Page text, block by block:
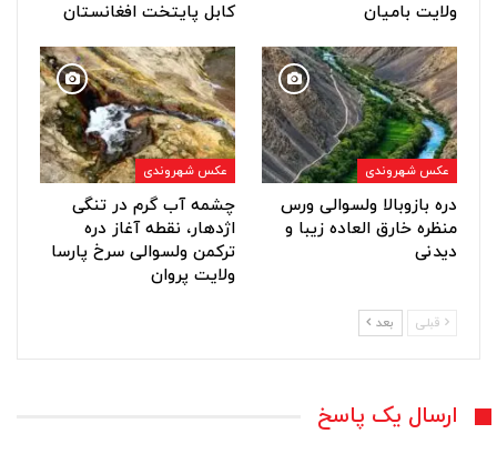
ولایت بامیان کابل پایتخت افغانستان
عکس شهروندی
دره بازوبالا ولسوالی ورس
منظره خارق العاده زیبا و
دیدنی
عکس شهروندی
چشمه آب گرم در تنگی
اژدهار، نقطه آغاز دره
ترکمن ولسوالی سرخ پارسا
ولایت پروان
قبلی بعد
ارسال یک پاسخ